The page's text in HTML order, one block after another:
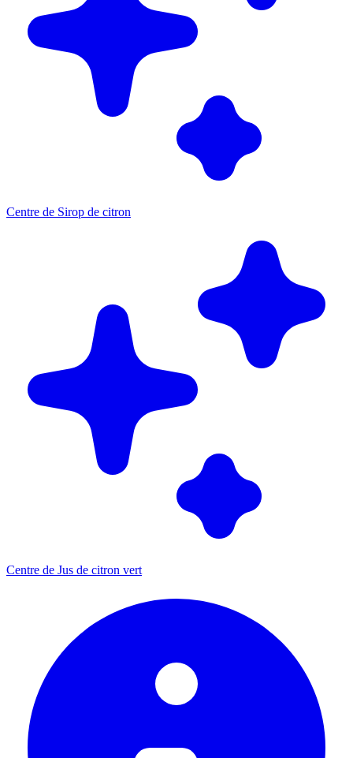
Centre de Sirop de citron
Centre de Jus de citron vert